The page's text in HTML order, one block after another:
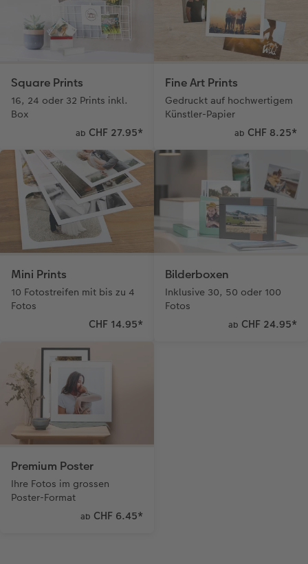
Square Prints
16, 24 oder 32 Prints inkl.
Box
ab CHF 27.95*
Fine Art Prints
Gedruckt auf hochwertigem
Künstler-Papier
ab CHF 8.25*
Mini Prints
10 Fotostreifen mit bis zu 4
Fotos
CHF 14.95*
Bilderboxen
Inklusive 30, 50 oder 100
Fotos
ab CHF 24.95*
Premium Poster
Ihre Fotos im grossen
Poster-Format
ab CHF 6.45*